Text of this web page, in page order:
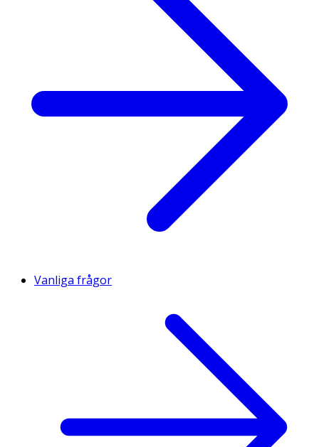
Vanliga frågor